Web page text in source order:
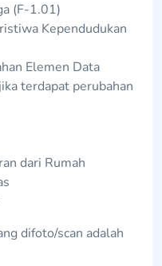
(F-1.01)
Kependudukan
Elemen Data
terdapat perubahan
dari Rumah
difoto/scan adalah